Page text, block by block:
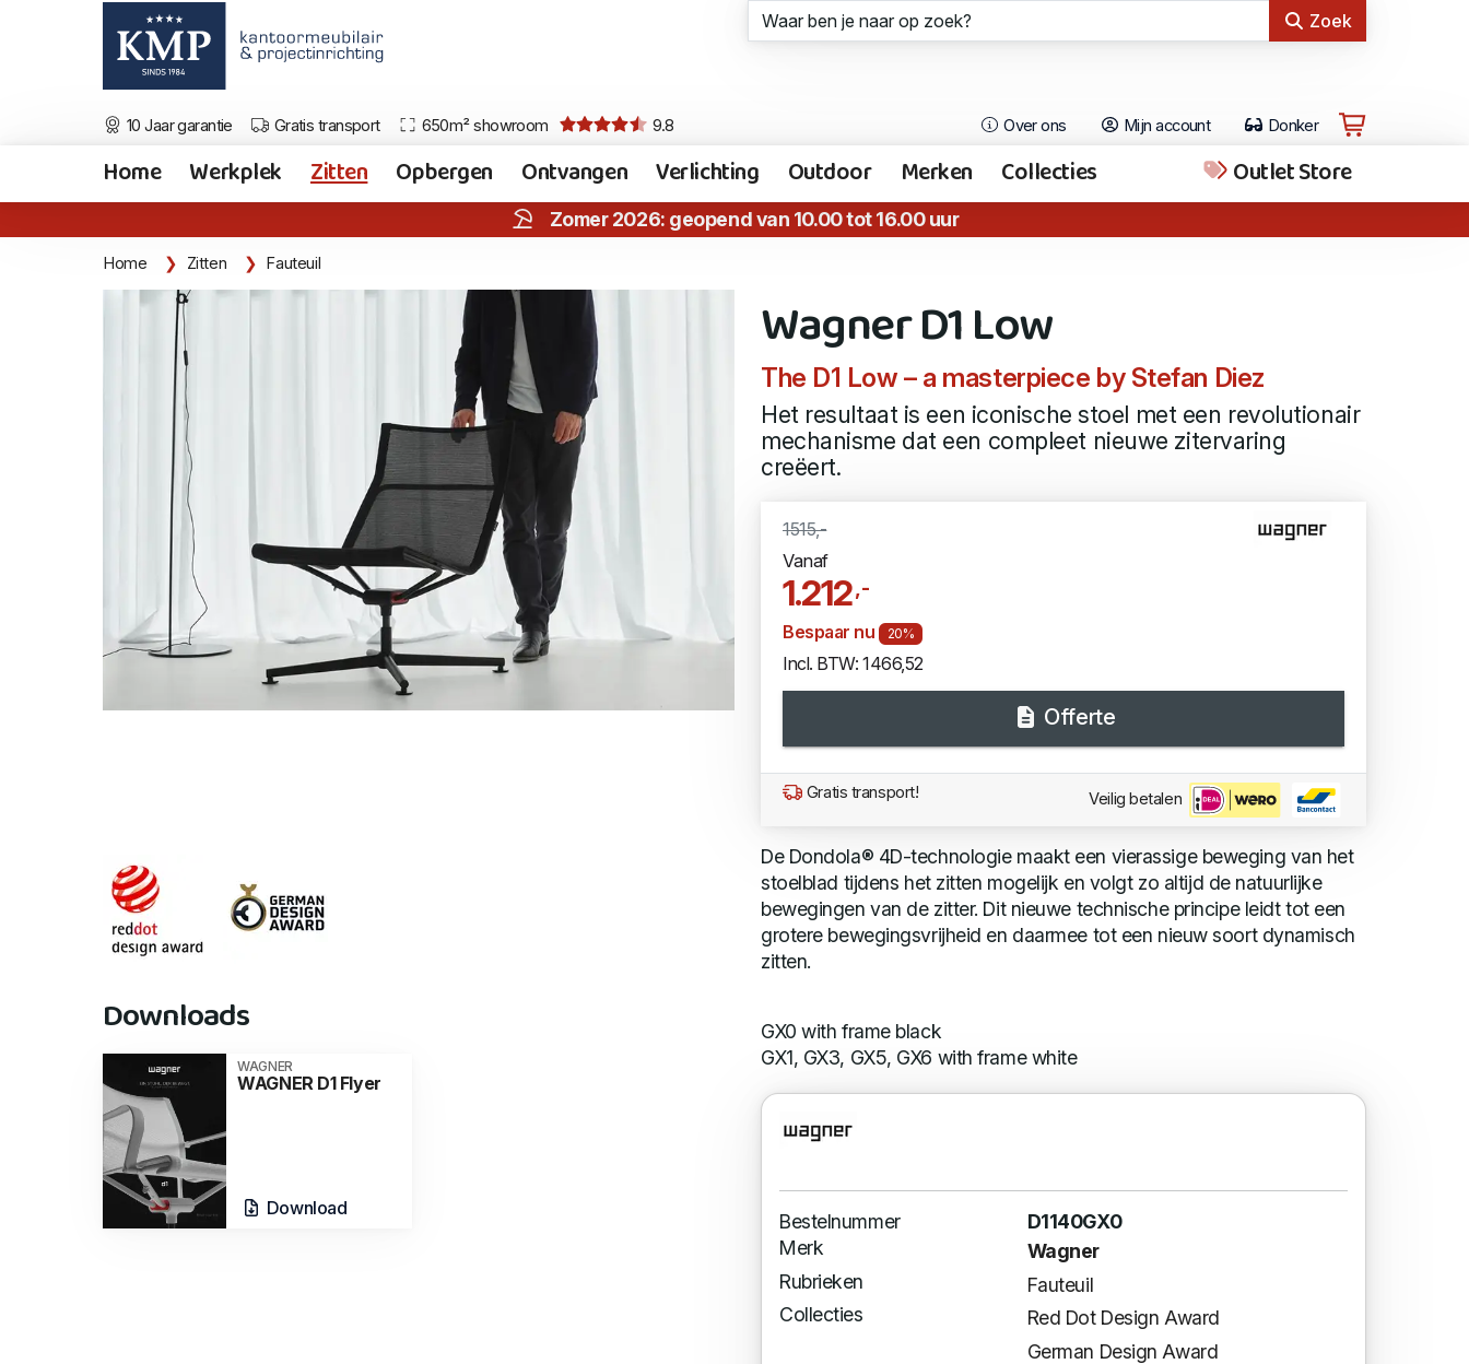
Zoek
10 Jaar garantie Gratis transport 650m² showroom 9.8 Over ons Mijn account Donker
Home Werkplek Zitten Opbergen Ontvangen Verlichting Outdoor Merken Collecties Outlet Store
Zomer 2026: geopend van 10.00 tot 16.00 uur
Home Zitten Fauteuil
Wagner D1 Low
The D1 Low – a masterpiece by Stefan Diez
Het resultaat is een iconische stoel met een revolutionair
mechanisme dat een compleet nieuwe zitervaring
creëert.
1515,-
Vanaf
1.212,-
Bespaar nu 20%
Incl. BTW: 1466,52
Offerte
Gratis transport! Veilig betalen
Downloads
WAGNER
WAGNER D1 Flyer
Download
De Dondola® 4D-technologie maakt een vierassige beweging van het
stoelblad tijdens het zitten mogelijk en volgt zo altijd de natuurlijke
bewegingen van de zitter. Dit nieuwe technische principe leidt tot een
grotere bewegingsvrijheid en daarmee tot een nieuw soort dynamisch
zitten.
GX0 with frame black
GX1, GX3, GX5, GX6 with frame white
Bestelnummer
D1140GX0
Merk
Wagner
Rubrieken
Fauteuil
Collecties
Red Dot Design Award
German Design Award